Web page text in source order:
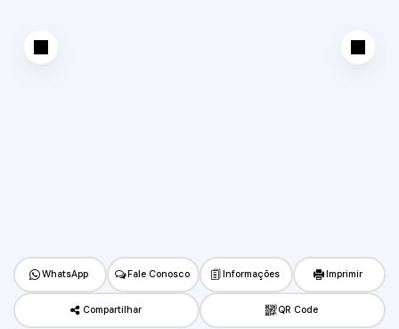
WhatsApp Fale Conosco Informações Imprimir
Compartilhar QR Code